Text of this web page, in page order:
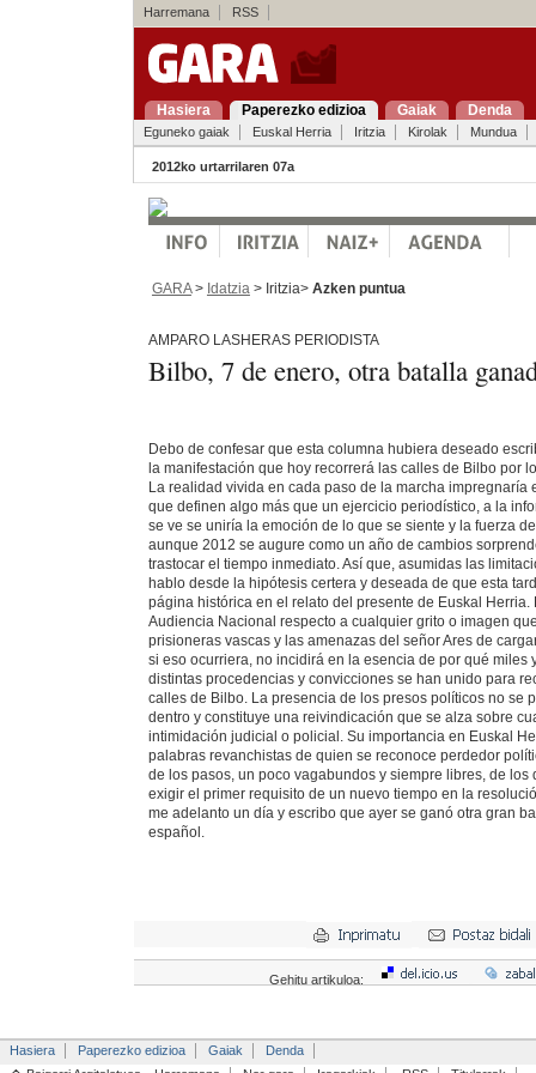
Harremana RSS
Hasiera Paperezko edizioa Gaiak Denda
Eguneko gaiak Euskal Herria Iritzia Kirolak Mundua
2012ko urtarrilaren 07a
GARA> Idatzia > Iritzia> Azken puntua
AMPARO LASHERAS PERIODISTA
Bilbo, 7 de enero, otra batalla
Debo de confesar que esta columna hubiera deseado
la manifestación que hoy recorrerá las calles de Bilbo por
La realidad vivida en cada paso de la marcha impregnaría
que definen algo más que un ejercicio periodístico, a la
se ve se uniría la emoción de lo que se siente y la fuerza
aunque 2012 se augure como un año de cambios
trastocar el tiempo inmediato. Así que, asumidas las
hablo desde la hipótesis certera y deseada de que esta
página histórica en el relato del presente de Euskal
Audiencia Nacional respecto a cualquier grito o imagen
prisioneras vascas y las amenazas del señor Ares de
si eso ocurriera, no incidirá en la esencia de por qué miles
distintas procedencias y convicciones se han unido para
calles de Bilbo. La presencia de los presos políticos no se
dentro y constituye una reivindicación que se alza sobre
intimidación judicial o policial. Su importancia en Euskal
palabras revanchistas de quien se reconoce perdedor
de los pasos, un poco vagabundos y siempre libres, de los
exigir el primer requisito de un nuevo tiempo en la
me adelanto un día y escribo que ayer se ganó otra gran
español.
Gehitu artikuloa:
Hasiera Paperezko edizioa Gaiak
Denda